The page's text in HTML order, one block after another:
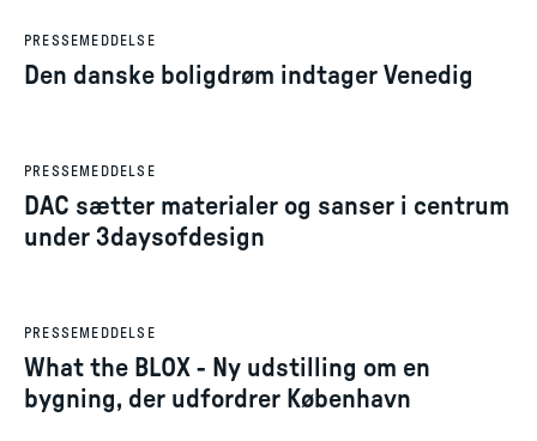
PRESSEMEDDELSE
Den danske boligdrøm indtager Venedig
PRESSEMEDDELSE
DAC sætter materialer og sanser i centrum
under 3daysofdesign
PRESSEMEDDELSE
What the BLOX - Ny udstilling om en
bygning, der udfordrer København